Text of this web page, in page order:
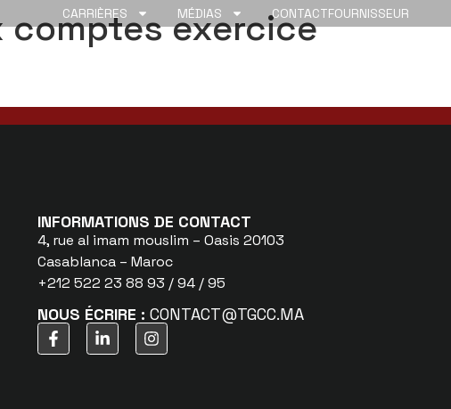
CARRIÈRES MÉDIAS CONTACTFOURNISSEUR
comptes exercice
INFORMATIONS DE CONTACT
4, rue al imam mouslim – Oasis 20103
Casablanca – Maroc
+212 522 23 88 93 / 94 / 95
NOUS ÉCRIRE : CONTACT@TGCC.MA